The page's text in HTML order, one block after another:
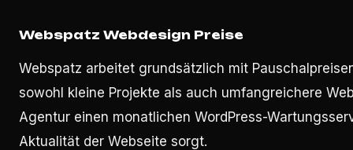
Webspatz Webdesign Preise
Webspatz arbeitet grundsätzlich mit
sowohl kleine Projekte als auch umfangreichere
Agentur einen monatlichen WordPress-
Aktualität der Webseite sorgt.